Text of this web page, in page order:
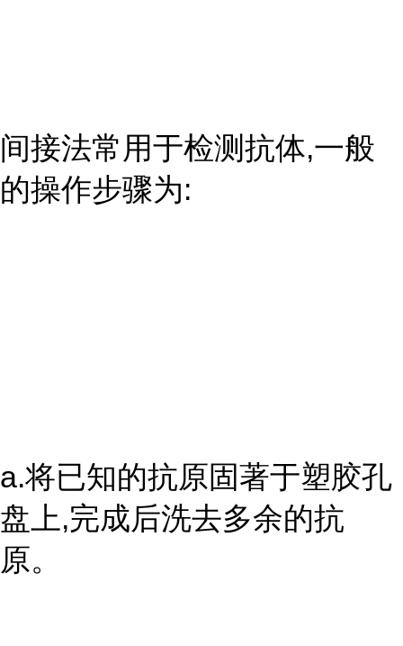
间接法常用于检测抗体,一般
的操作步骤为:
a.将已知的抗原固著于塑胶孔
盘上,完成后洗去多余的抗
原。